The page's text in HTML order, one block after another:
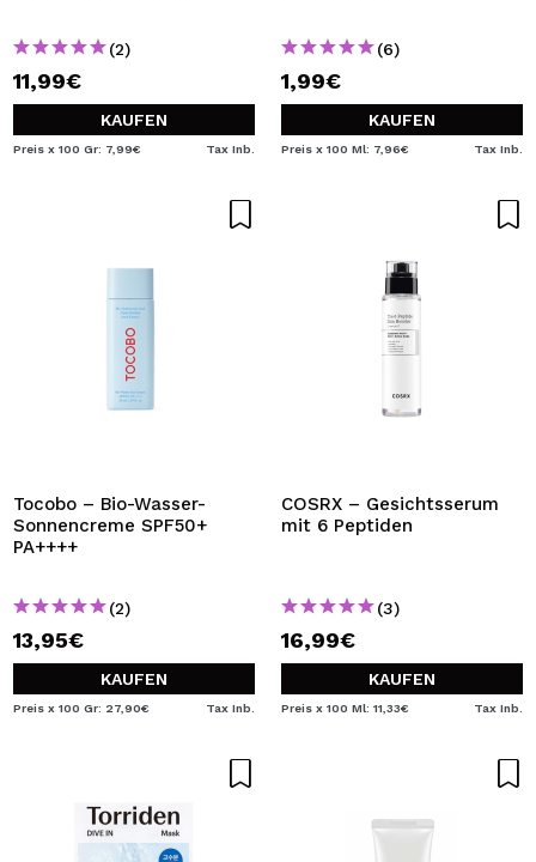
(2)
11,99€
KAUFEN
Preis x 100 Gr: 7,99€ Tax Inb.
(6)
1,99€
KAUFEN
Preis x 100 Ml: 7,96€ Tax Inb.
Tocobo – Bio-Wasser-
Sonnencreme SPF50+
PA++++
(2)
13,95€
KAUFEN
Preis x 100 Gr: 27,90€ Tax Inb.
COSRX – Gesichtsserum
mit 6 Peptiden
(3)
16,99€
KAUFEN
Preis x 100 Ml: 11,33€ Tax Inb.